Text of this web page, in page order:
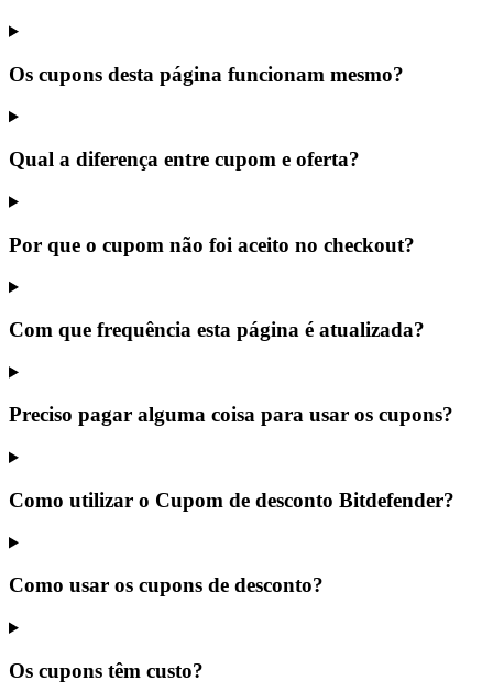
Os cupons desta página funcionam mesmo?
Qual a diferença entre cupom e oferta?
Por que o cupom não foi aceito no checkout?
Com que frequência esta página é atualizada?
Preciso pagar alguma coisa para usar os cupons?
Como utilizar o Cupom de desconto Bitdefender?
Como usar os cupons de desconto?
Os cupons têm custo?